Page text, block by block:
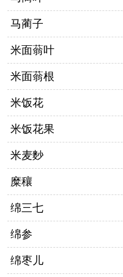
马蔺子
米面蓊叶
米面蓊根
米饭花
米饭花果
米麦麨
糜穰
绵三七
绵参
绵枣儿